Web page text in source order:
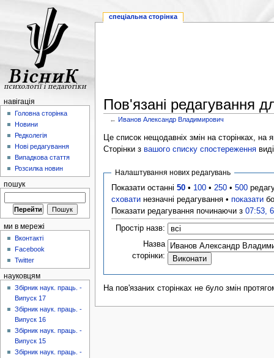
Пов'язані редагування
←Иванов Александр Владимирович
Це список нещодавніх змін на сторінках, на
Сторінки з вашого списку спостереження
Налаштування нових редагувань
Показати останні50 • 100 • 250 •500
сховати незначні редагування •показати
Показати редагування починаючи з07:53,
Простір назв:
Назва
сторінки:
На пов'язаних сторінках не було змін
спеціальна сторінка
навігація
Головна сторінка
Новини
Редколегія
Нові редагування
Випадкова стаття
Розсилка новин
пошук
ми в мережі
Вконтакті
Facebook
Twitter
науковцям
Збірник наук. праць. -
Випуск 17
Збірник наук. праць. -
Випуск 16
Збірник наук. праць. -
Випуск 15
Збірник наук. праць. -